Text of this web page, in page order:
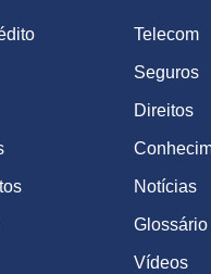
Telecom
Seguros
Direitos
Notícias
Glossário
Vídeos